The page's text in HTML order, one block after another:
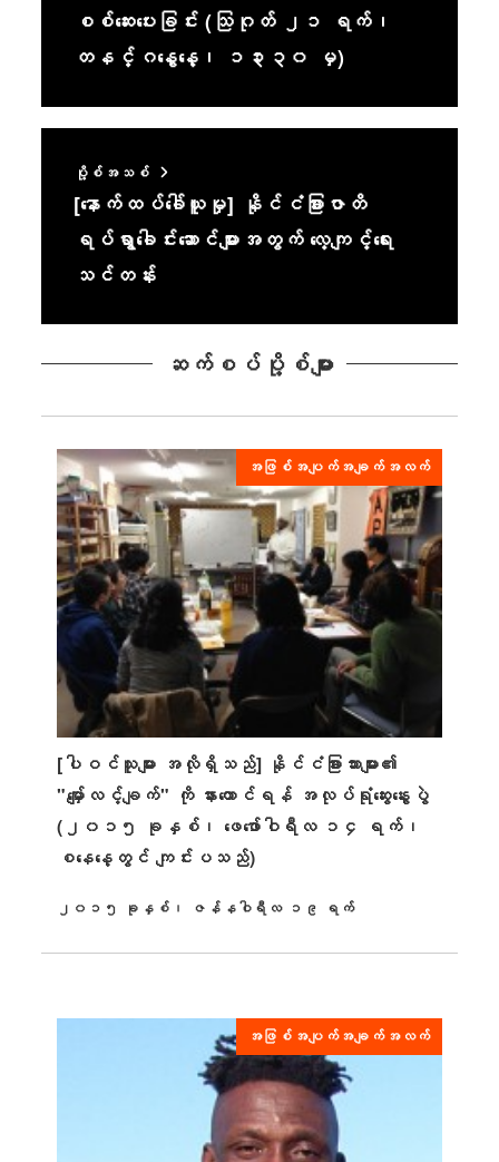
စစ်ဆေးပေးခြင်း (သြဂုတ် ၂၁ ရက်၊
တနင်္ဂနွေနေ့၊ ၁၃း၃၀ မှ)
ပို့စ်အသစ်
[နောက်ထပ်ခေါ်ယူမှု] နိုင်ငံခြားဇာတိ
ရပ်ရွာခေါင်းဆောင်များအတွက် လေ့ကျင့်ရေး
သင်တန်း
ဆက်စပ်ပို့စ်များ
အဖြစ်အပျက်အချက်အလက်
[ပါဝင်သူများ အလိုရှိသည်] နိုင်ငံခြားသားများ၏
"မျှော်လင့်ချက်" ကို နားထောင်ရန် အလုပ်ရုံဆွေးနွေးပွဲ
(၂၀၁၅ ခုနှစ်၊ ဖေဖော်ဝါရီလ ၁၄ ရက်၊
စနေနေ့တွင် ကျင်းပသည်)
ထုတ်ဝေခဲ့သည်။
၂၀၁၅ ခုနှစ်၊ ဇန်နဝါရီလ ၁၉ ရက်
အဖြစ်အပျက်အချက်အလက်